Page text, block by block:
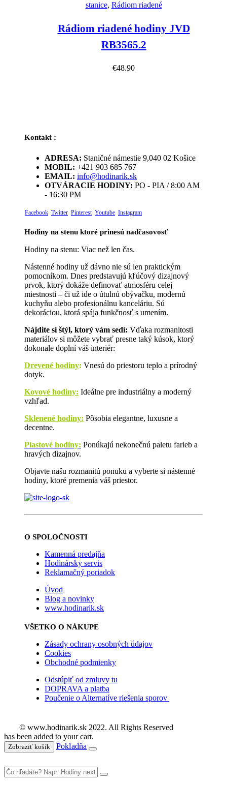
stanice, Rádiom riadené
Rádiom riadené hodiny JVD
RB3565.2
€48.90
Kontakt :
ADRESA: Staničné námestie 9,040 02 Košice
MOBIL: +421 903 685 767
EMAIL: info@hodinarik.sk
OTVÁRACIE HODINY: PO - PIA / 8:00 AM
- 16:30 PM
Facebook Twitter Pinterest Youtube Instagram
Hodiny na stenu ktoré prinesú nadčasovosť
Hodiny na stenu: Viac než len čas.
Nástenné hodiny už dávno nie sú len praktickým
pomocníkom. Dnes predstavujú kľúčový dizajnový
prvok, ktorý dokáže definovať atmosféru celej
miestnosti – či už ide o útulnú obývačku, modernú
kuchyňu alebo profesionálnu kanceláriu. Sú
dekoráciou, ktorá spája funkčnosť s umením.
Nájdite si štýl, ktorý vám sedí: Vďaka rozmanitosti
materiálov si môžete vybrať presne taký kúsok, ktorý
dokonale doplní váš interiér:
Drevené hodiny: Vnesú do priestoru teplo a prírodný
dotyk.
Kovové hodiny: Ideálne pre industriálny a moderný
vzhľad.
Sklenené hodiny: Pôsobia elegantne, luxusne a
decentne.
Plastové hodiny: Ponúkajú nekonečnú paletu farieb a
hravých dizajnov.
Objavte našu rozmanitú ponuku a vyberte si nástenné
hodiny, ktoré premenia váš priestor.
O SPOLOČNOSTI
Kamenná predajňa
Hodinársky servis
Reklamačný poriadok
Úvod
Blog a novinky
www.hodinarik.sk
VŠETKO O NÁKUPE
Zásady ochrany osobných údajov
Cookies
Obchodné podmienky
Odstúpiť od zmluvy tu
DOPRAVA a platba
Poučenie o Alternatíve riešenia sporov
© www.hodinarik.sk 2022. All Rights Reserved
has been added to your cart.
Zobraziť košík Pokladňa